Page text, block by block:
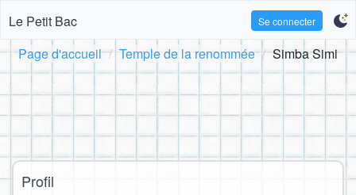
Le Petit Bac Se connecter
Page d'accueil Temple de la renommée Simba Simi
Profil